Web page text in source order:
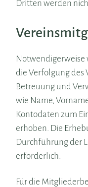
Dritten werden
die Verfolgung des
Betreuung und
wie Name,
Kontodaten zum
erhoben. Die
Durchführung der
erforderlich.
Für die